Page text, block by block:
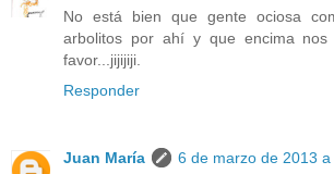
No está bien que gente ociosa
arbolitos por ahí y que encima
favor...jijijiji.
Responder
Juan María
6 de marzo de 2013